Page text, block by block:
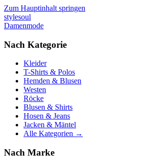
Zum Hauptinhalt springen
stylesoul
Damenmode
Nach Kategorie
Kleider
T-Shirts & Polos
Hemden & Blusen
Westen
Röcke
Blusen & Shirts
Hosen & Jeans
Jacken & Mäntel
Alle Kategorien →
Nach Marke